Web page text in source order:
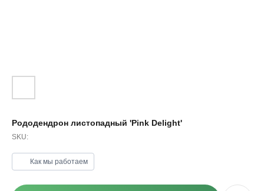
Рододендрон листопадный 'Pink Delight'
SKU:
Как мы работаем